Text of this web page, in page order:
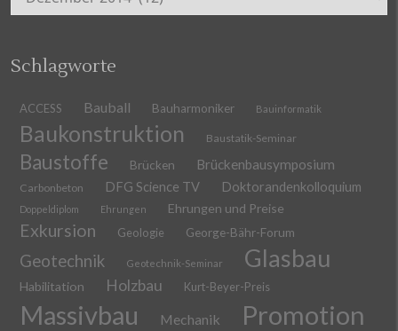
Schlagworte
ACCESS Bauball Bauharmoniker Bauinformatik
Baukonstruktion Baustatik-Seminar
Baustoffe Brücken Brückenbausymposium
Carbonbeton DFG Science TV Doktorandenkolloquium
Doppeldiplom Ehrungen Ehrungen und Preise
Exkursion Geologie George-Bähr-Forum
Geotechnik Geotechnik-Seminar Glasbau
Habilitation Holzbau Kurt-Beyer-Preis
Massivbau Mechanik Promotion